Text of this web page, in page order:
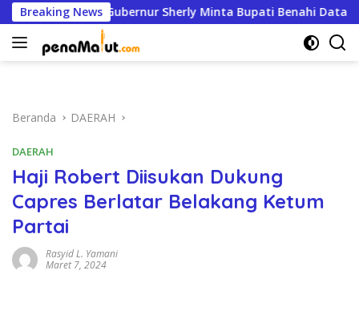
Langsung
ke
konten
Breaking NewsGubernur Sherly Minta Bupati Benahi Data Lahan,
Beranda DAERAH
DAERAH
Haji Robert Diisukan Dukung
Capres Berlatar Belakang Ketum
Partai
Rasyid L. Yamani
Maret 7, 2024